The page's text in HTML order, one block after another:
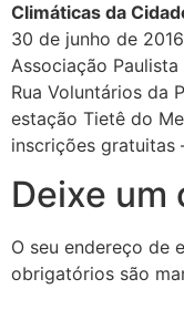
Climáticas da
30 de junho de
Associação
Rua Voluntários da
estação Tietê do
inscrições gratuitas
Deixe um
O seu endereço de
obrigatórios são